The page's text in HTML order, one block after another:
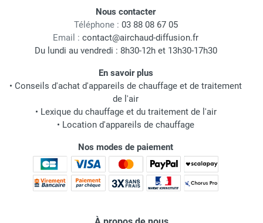
Nous contacter
Téléphone : 03 88 08 67 05
Email : contact@airchaud-diffusion.fr
Du lundi au vendredi : 8h30-12h et 13h30-17h30
En savoir plus
• Conseils d'achat d'appareils de chauffage et de traitement
de l'air
• Lexique du chauffage et du traitement de l'air
• Location d'appareils de chauffage
Nos modes de paiement